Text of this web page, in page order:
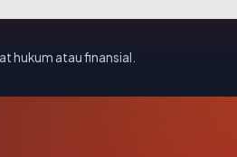
hukum atau finansial.